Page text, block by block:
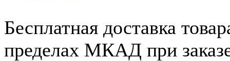
Бесплатная доставка
пределах МКАД при